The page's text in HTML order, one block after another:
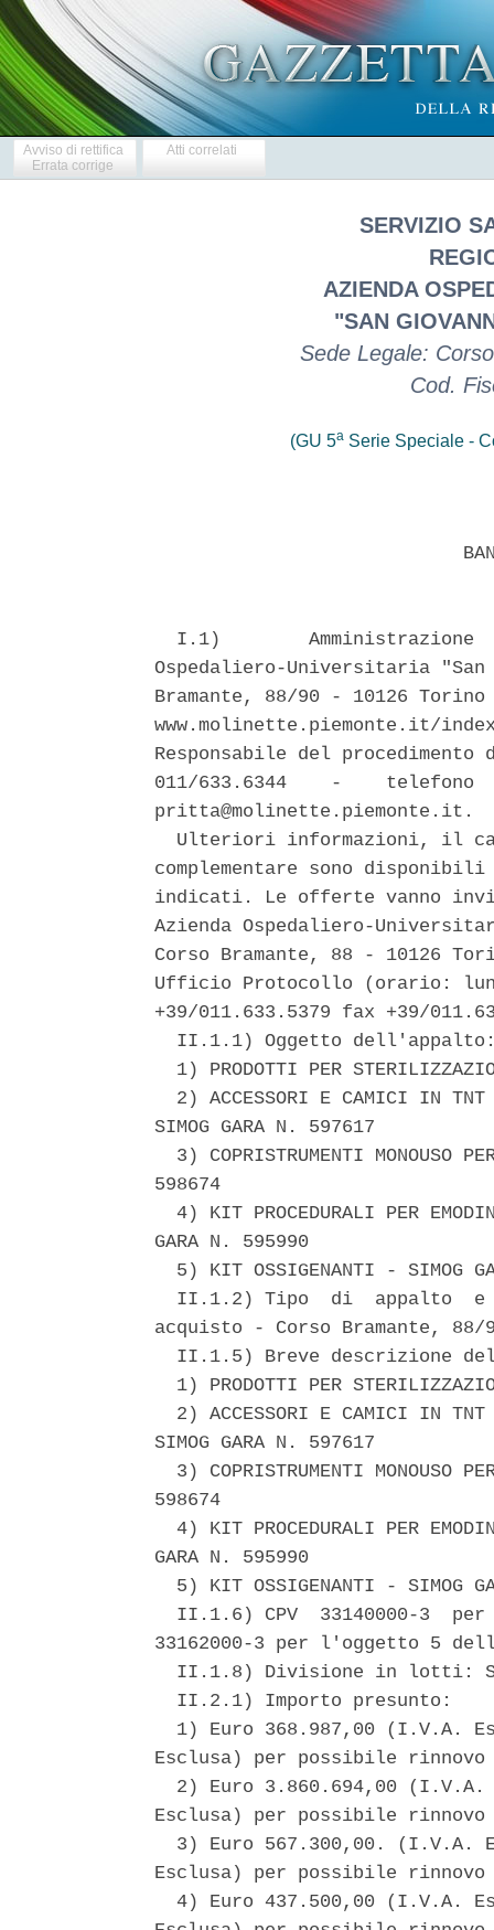
Avviso di rettifica
Errata corrige
Atti correlati
SERVIZIO
AZIENDA
"SAN
Sede Legale:
Cod.
(GU 5a Serie Speciale -
I.1)        Amministrazione
Ospedaliero-Universitaria
Bramante, 88/90 - 10126
www.molinette.piemonte.it/
Responsabile del
011/633.6344    -
pritta@molinette.piemonte.it.
Ulteriori informazioni, il
complementare sono
indicati. Le offerte vanno
Azienda Ospedaliero-
Corso Bramante, 88 - 10126
Ufficio Protocollo (orario:
+39/011.633.5379 fax +39/
II.1.1) Oggetto
1) PRODOTTI PER
2) ACCESSORI E CAMICI IN
SIMOG GARA N. 597617
3) COPRISTRUMENTI MONOUSO
598674
4) KIT PROCEDURALI PER
GARA N. 595990
5) KIT OSSIGENANTI - SIMOG
II.1.2) Tipo  di  appalto
acquisto - Corso Bramante,
II.1.5) Breve descrizione
1) PRODOTTI PER
2) ACCESSORI E CAMICI IN
SIMOG GARA N. 597617
3) COPRISTRUMENTI MONOUSO
598674
4) KIT PROCEDURALI PER
GARA N. 595990
5) KIT OSSIGENANTI - SIMOG
II.1.6) CPV  33140000-3
33162000-3 per l'oggetto 5
II.1.8) Divisione in lotti:
  II.2.1) Importo presunto:
1) Euro 368.987,00 (I.V.A.
Esclusa) per possibile
2) Euro 3.860.694,00
Esclusa) per possibile
3) Euro 567.300,00. (I.V.A.
Esclusa) per possibile
4) Euro 437.500,00 (I.V.A.